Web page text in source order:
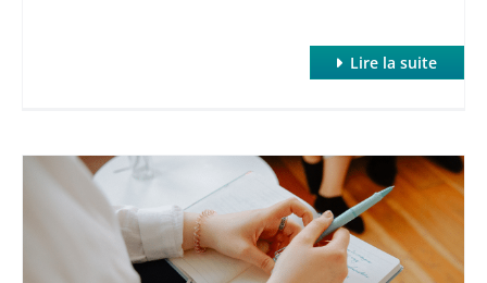
Hypnose et Traumatismes
Hypnose et troubles des apprentissages
Lire la suite